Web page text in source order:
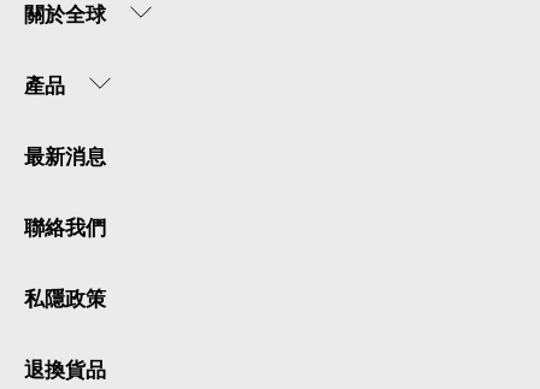
關於全球
產品
最新消息
聯絡我們
私隱政策
退換貨品